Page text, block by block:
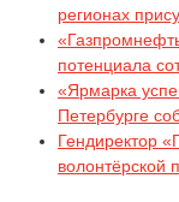
регионах
потенциала
«Ярмарка
Петербурге
Гендиректор